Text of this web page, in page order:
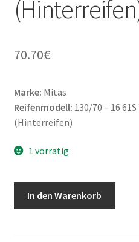
70.70€
Marke: Mitas
Reifenmodell: 130/70 – 16 61S
(Hinterreifen)
1 vorrätig
In den Warenkorb